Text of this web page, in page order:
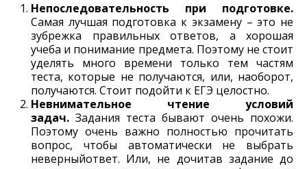
Непоследовательность при подготовке.
Самая лучшая подготовка к экзамену – это не
зубрежка правильных ответов, а хорошая
учеба и понимание предмета. Поэтому не стоит
уделять много времени только тем частям
теста, которые не получаются, или, наоборот,
получаются. Стоит подойти к ЕГЭ целостно.
Невнимательное чтение условий
задач. Задания теста бывают очень похожи.
Поэтому очень важно полностью прочитать
вопрос, чтобы автоматически не выбрать
неверныйответ. Или, не дочитав задание до